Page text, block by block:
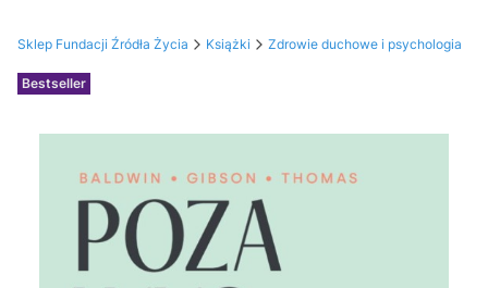
Sklep Fundacji Źródła Życia Książki Zdrowie duchowe i psychologia
Etykiety
Bestseller